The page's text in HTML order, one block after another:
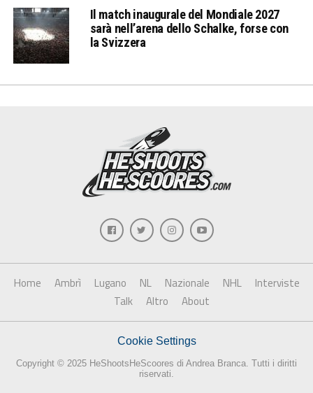
Il match inaugurale del Mondiale 2027
sarà nell’arena dello Schalke, forse con
la Svizzera
Home Ambrì Lugano NL Nazionale NHL
Interviste
Talk
Altro About
Cookie Settings
Copyright © 2025 HeShootsHeScoores di Andrea Branca. Tutti i diritti
riservati.